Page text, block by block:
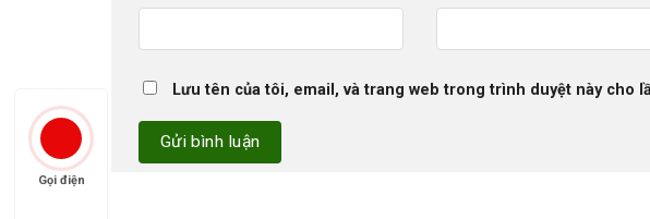
Lưu tên của tôi, email, và trang web trong trình duyệt này cho
Gọi điện